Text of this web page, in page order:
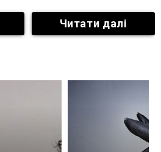
Читати далі